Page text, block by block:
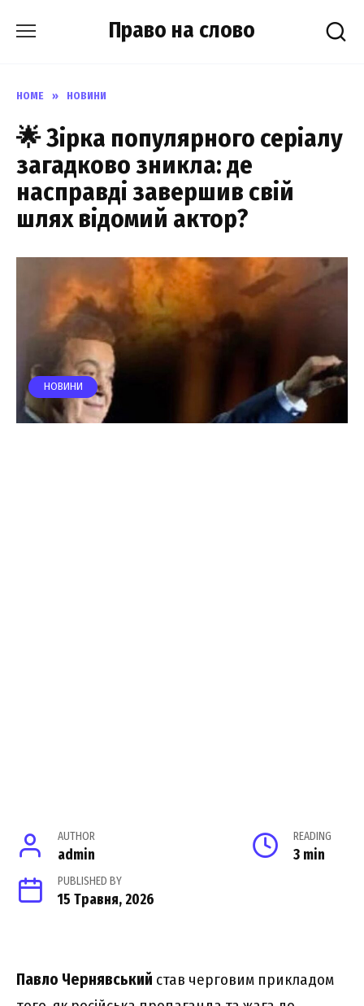
Право на слово
HOME » НОВИНИ
🌟 Зірка популярного серіалу
загадково зникла: де
насправді завершив свій
шлях відомий актор?
НОВИНИ
AUTHOR
admin
READING
3 min
PUBLISHED BY
15 Травня, 2026
Павло Чернявський став черговим прикладом